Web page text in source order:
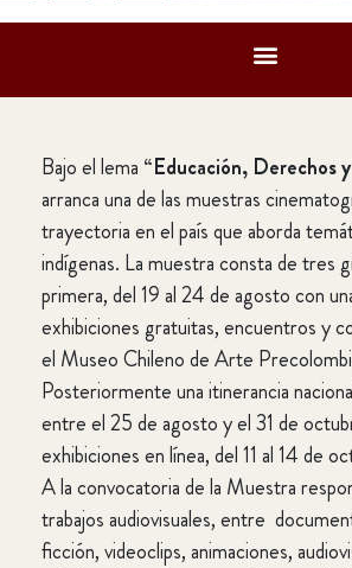
Bajo el lema “Educación, Derechos
arranca una de las muestras
trayectoria en el país que aborda
indígenas. La muestra consta de tres
primera, del 19 al 24 de agosto con
exhibiciones gratuitas, encuentros y
el Museo Chileno de Arte
Posteriormente una itinerancia
entre el 25 de agosto y el 31 de
exhibiciones en línea, del 11 al 14 de
A la convocatoria de la Muestra
trabajos audiovisuales, entre
ficción, videoclips, animaciones,